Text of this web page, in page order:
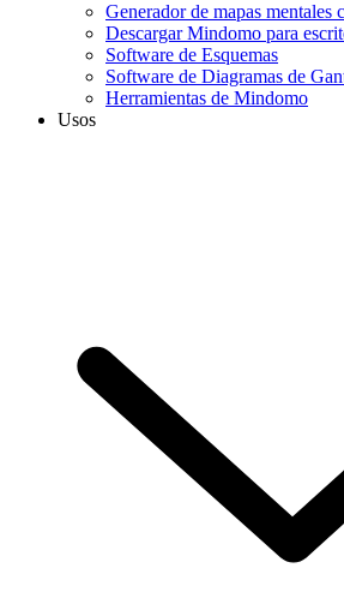
Generador de mapas mentales
Descargar Mindomo para
Software de Esquemas
Software de Diagramas de
Herramientas de Mindomo
Usos